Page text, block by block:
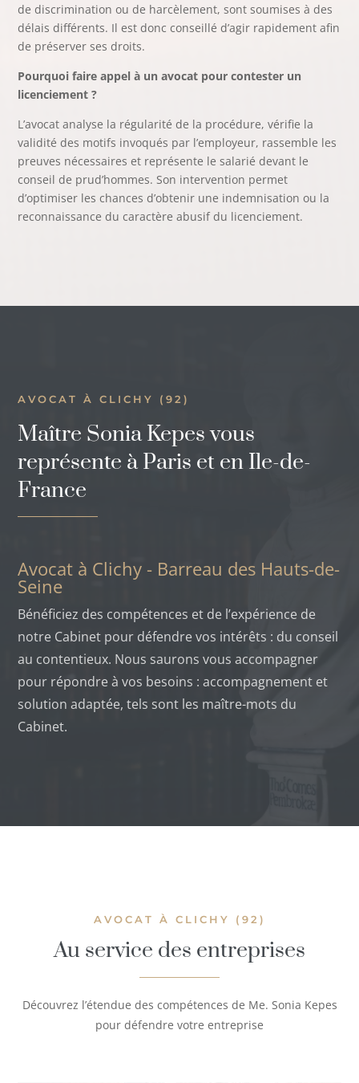
de discrimination ou de harcèlement, sont soumises à des
délais différents. Il est donc conseillé d’agir rapidement afin
de préserver ses droits.
Pourquoi faire appel à un avocat pour contester un
licenciement ?
L’avocat analyse la régularité de la procédure, vérifie la
validité des motifs invoqués par l’employeur, rassemble les
preuves nécessaires et représente le salarié devant le
conseil de prud’hommes. Son intervention permet
d’optimiser les chances d’obtenir une indemnisation ou la
reconnaissance du caractère abusif du licenciement.
AVOCAT À CLICHY (92)
Maître Sonia Kepes vous
représente à Paris et en Ile-de-
France
Avocat à Clichy - Barreau des Hauts-de-
Seine
Bénéficiez des compétences et de l’expérience de
notre Cabinet pour défendre vos intérêts : du conseil
au contentieux. Nous saurons vous accompagner
pour répondre à vos besoins : accompagnement et
solution adaptée, tels sont les maître-mots du
Cabinet.
AVOCAT À CLICHY (92)
Au service des entreprises
Découvrez l’étendue des compétences de Me. Sonia Kepes
pour défendre votre entreprise